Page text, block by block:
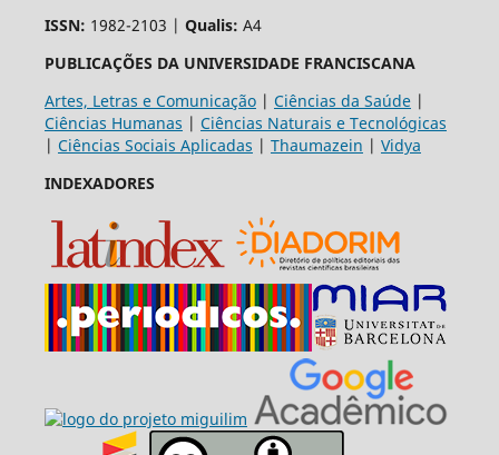
ISSN: 1982-2103 | Qualis: A4
PUBLICAÇÕES DA UNIVERSIDADE FRANCISCANA
Artes, Letras e Comunicação| Ciências da Saúde|
Ciências Humanas | Ciências Naturais e Tecnológicas
| Ciências Sociais Aplicadas | Thaumazein | Vidya
INDEXADORES